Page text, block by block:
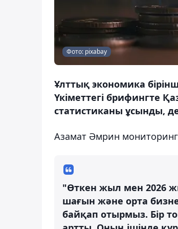
Фото: pixabay
Ұлттық экономика
Үкіметтегі брифингте
статистиканы ұсынды,
Азамат Әмрин мониторинг
"Өткен жыл мен 2026
шағын және орта
байқап отырмыз. Бір